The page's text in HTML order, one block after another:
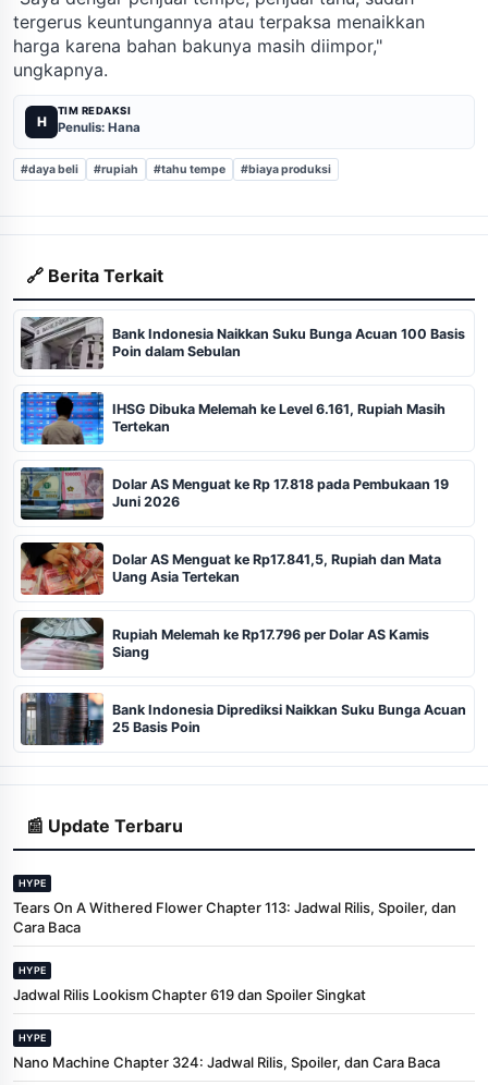
tergerus keuntungannya atau terpaksa menaikkan
harga karena bahan bakunya masih diimpor,"
ungkapnya.
H
TIM REDAKSI
Penulis: Hana
#daya beli #rupiah #tahu tempe #biaya produksi
🔗 Berita Terkait
Bank Indonesia Naikkan Suku Bunga Acuan 100 Basis
Poin dalam Sebulan
IHSG Dibuka Melemah ke Level 6.161, Rupiah Masih
Tertekan
Dolar AS Menguat ke Rp 17.818 pada Pembukaan 19
Juni 2026
Dolar AS Menguat ke Rp17.841,5, Rupiah dan Mata
Uang Asia Tertekan
Rupiah Melemah ke Rp17.796 per Dolar AS Kamis
Siang
Bank Indonesia Diprediksi Naikkan Suku Bunga Acuan
25 Basis Poin
📰 Update Terbaru
HYPE
Tears On A Withered Flower Chapter 113: Jadwal Rilis, Spoiler, dan
Cara Baca
HYPE
Jadwal Rilis Lookism Chapter 619 dan Spoiler Singkat
HYPE
Nano Machine Chapter 324: Jadwal Rilis, Spoiler, dan Cara Baca